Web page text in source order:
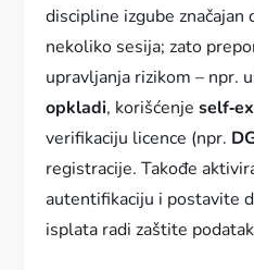
discipline izgube značajan
nekoliko sesija; zato
upravljanja rizikom – npr.
opkladi, korišćenje
verifikaciju licence (npr.
registracije. Takođe
autentifikaciju i postavite
isplata radi zaštite